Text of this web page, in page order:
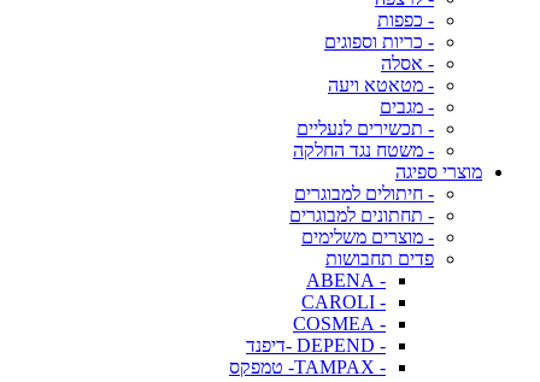
- כפפות
- כריות וספוגים
- אסלה
- מטאטא ויעה
- מגבים
- תכשירים לנעליים
- משטח נגד החלקה
מוצרי ספיגה
- חיתולים למבוגרים
- תחתונים למבוגרים
- מוצרים משלימים
פדים תחבושות
- ABENA
- CAROLI
- COSMEA
- DEPEND -דיפנד
- TAMPAX- טמפקס